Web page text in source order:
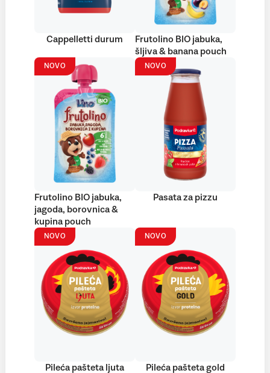
Cappelletti durum
Frutolino BIO jabuka,
šljiva & banana pouch
NOVO
Frutolino BIO jabuka,
jagoda, borovnica &
kupina pouch
NOVO
Pasata za pizzu
NOVO
Pileća pašteta ljuta
NOVO
Pileća pašteta gold